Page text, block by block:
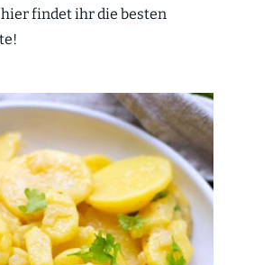
hier findet ihr die besten